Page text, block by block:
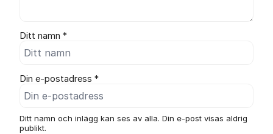
Ditt namn *
Din e-postadress *
Ditt namn och inlägg kan ses av alla. Din e-post visas aldrig
publikt.